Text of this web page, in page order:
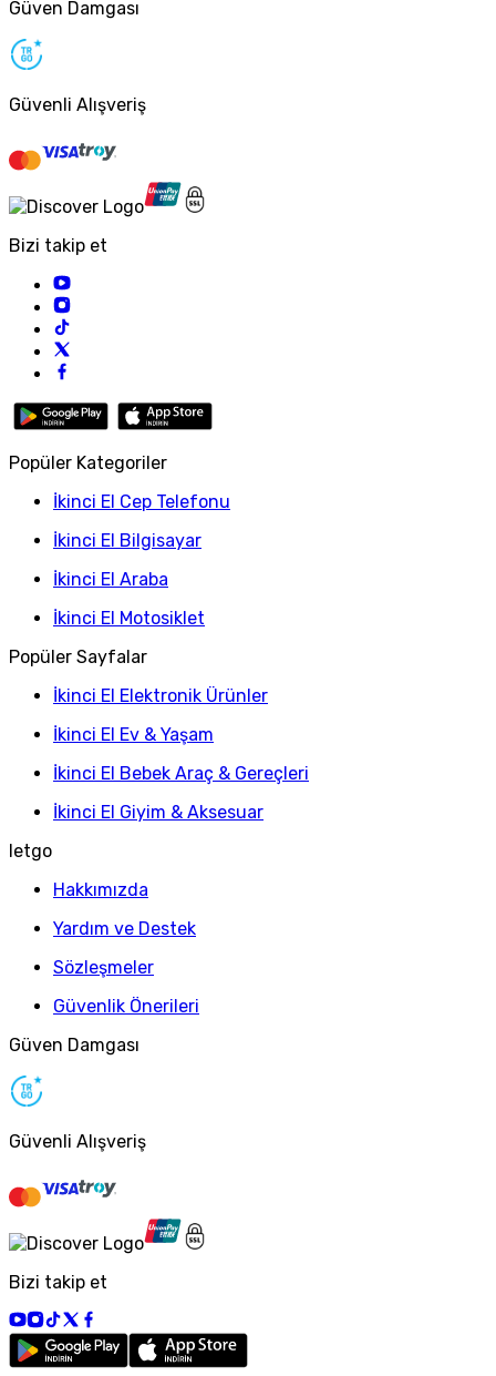
Güven Damgası
Güvenli Alışveriş
Bizi takip et
Popüler Kategoriler
İkinci El Cep Telefonu
İkinci El Bilgisayar
İkinci El Araba
İkinci El Motosiklet
Popüler Sayfalar
İkinci El Elektronik Ürünler
İkinci El Ev & Yaşam
İkinci El Bebek Araç & Gereçleri
İkinci El Giyim & Aksesuar
letgo
Hakkımızda
Yardım ve Destek
Sözleşmeler
Güvenlik Önerileri
Güven Damgası
Güvenli Alışveriş
Bizi takip et